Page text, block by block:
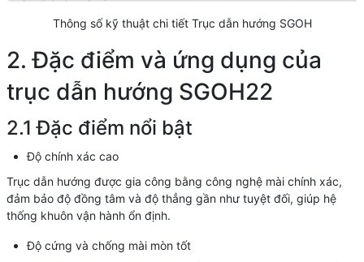
Thông số kỹ thuật chi tiết Trục dẫn hướng SGOH
2. Đặc điểm và ứng dụng của
trục dẫn hướng SGOH22
2.1 Đặc điểm nổi bật
Độ chính xác cao
Trục dẫn hướng được gia công bằng công nghệ mài chính xác,
đảm bảo độ đồng tâm và độ thẳng gần như tuyệt đối, giúp hệ
thống khuôn vận hành ổn định.
Độ cứng và chống mài mòn tốt